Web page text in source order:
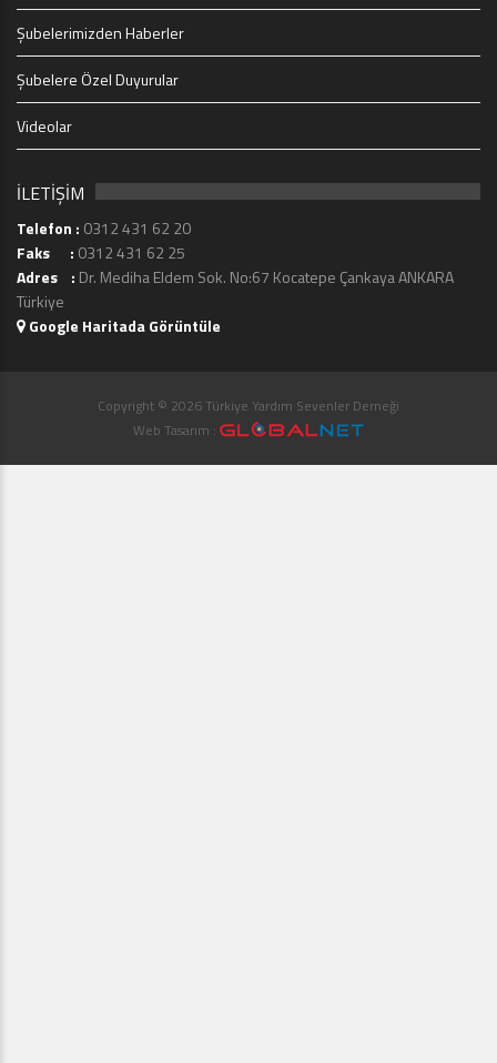
Şubelerimizden Haberler
Şubelere Özel Duyurular
Videolar
İLETİŞİM
Telefon : 0312 431 62 20
Faks : 0312 431 62 25
Adres : Dr. Mediha Eldem Sok. No:67 Kocatepe Çankaya ANKARA
Türkiye
Google Haritada Görüntüle
Copyright © 2026 Türkiye Yardım Sevenler Derneği
Web Tasarım :